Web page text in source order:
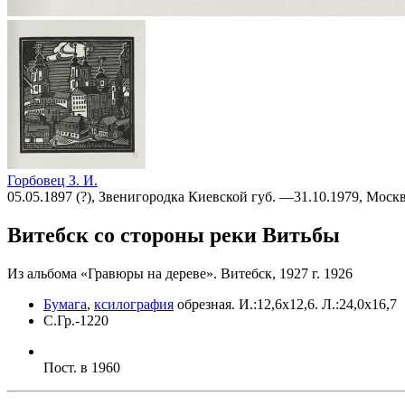
Горбовец З. И.
05.05.1897 (?), Звенигородка Киевской губ. —31.10.1979,
Витебск со стороны реки Витьбы
Из альбома «Гравюры на дереве». Витебск, 1927 г. 1926
Бумага, ксилография обрезная. И.:12,6х12,6. Л.:24,0х16,7
С.Гр.-1220
Пост. в 1960